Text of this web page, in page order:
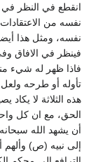
انقطع في النظر في
نفسه من
نفسه، ومثل هذا
فينظر في الافاق
فاذا ظهر له شيء
تأوله أو طرحه
هذه الثلاثة لا يكاد
الحق، مع ان كل
أن يشهد الله
إلى نبيه (ص) وألهم